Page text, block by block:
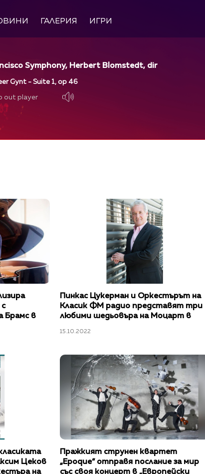
ГАЛЕРИЯ ИГРИ
Symphony, Herbert Blomstedt, dir
Gynt - Suite 1, op 46
out player
Брамс в
Пинкас Цукерман и Оркестърът на
Класик ФМ радио представят три
любими шедьовъра на Моцарт в
15.10.2022
Цеков
на
Пражкият струнен квартет
„Epoque“ отправя послание за мир
със своя концерт в „Европейски